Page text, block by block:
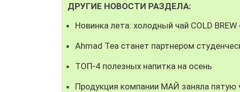
ДРУГИЕ НОВОСТИ РАЗДЕЛА:
Новинка лета: холодный чай COLD
Ahmad Tea станет партнером
ТОП-4 полезных напитка на осень
Продукция компании МАЙ заняла пятую